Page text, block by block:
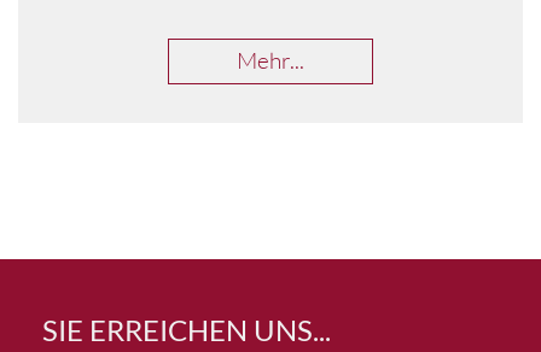
Mehr...
SIE ERREICHEN UNS...